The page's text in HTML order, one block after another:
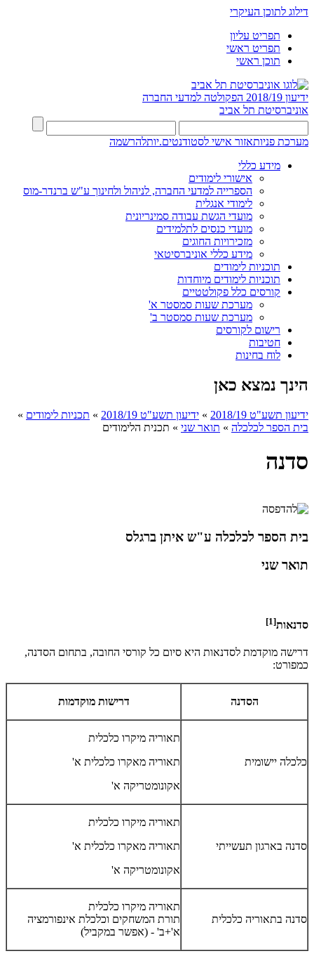
דילוג לתוכן העיקרי
תפריט עליון
תפריט ראשי
תוכן ראשי
ידיעון 2018/19
הפקולטה למדעי החברה
אוניברסיטת תל אביב
מערכת פניותאזור אישי לסטודנטים.יותלהרשמה
מידע כללי
אישורי לימודים
הספרייה למדעי החברה, לניהול ולחינוך ע"ש ברנדר-מוס
לימודי אנגלית
מועדי הגשת עבודה סמינריונית
מועדי כנסים לתלמידים
מזכירויות החוגים
מידע כללי אוניברסיטאי
תוכניות לימודים
תוכניות לימודים מיוחדות
קורסים כלל פקולטטיים
מערכת שעות סמסטר א'
מערכת שעות סמסטר ב'
רישום לקורסים
חטיבות
לוח בחינות
הינך נמצא כאן
ידיעון תשע"ט 2018/19 » ידיעון תשע"ט 2018/19 » תכניות לימודים »
בית הספר לכלכלה » תואר שני » תכנית הלימודים
סדנה
בית הספר לכלכלה ע"ש איתן ברגלס
תואר שני
סדנאות[1]
דרישה מוקדמת לסדנאות היא סיום כל קורסי החובה, בתחום הסדנה,
כמפורט:
הסדנה דרישות מוקדמות
כלכלה יישומית
תאוריה מיקרו כלכלית
תאוריה מאקרו כלכלית א'
אקונומטריקה א'
סדנה בארגון תעשייתי
תאוריה מיקרו כלכלית
תאוריה מאקרו כלכלית א'
אקונומטריקה א'
סדנה בתאוריה כלכלית
תאוריה מיקרו כלכלית
תורת המשחקים וכלכלת אינפורמציה
א'+ב' - (אפשר במקביל)